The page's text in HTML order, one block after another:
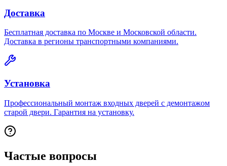
Доставка
Бесплатная доставка по Москве и Московской области.
Доставка в регионы транспортными компаниями.
Установка
Профессиональный монтаж входных дверей с демонтажом
старой двери. Гарантия на установку.
Частые вопросы